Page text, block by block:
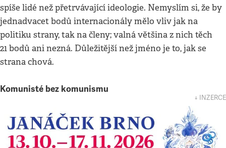
spíše lidé než přetrvávající ideologie. Nemyslím si, že by
jednadvacet bodů internacionály mělo vliv jak na
politiku strany, tak na členy; valná většina z nich těch
21 bodů ani nezná. Důležitější než jméno je to, jak se
strana chová.
Komunisté bez komunismu
↓ INZERCE